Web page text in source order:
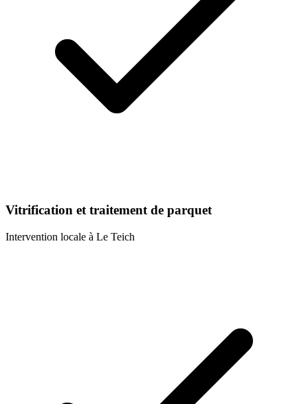
Vitrification et traitement de parquet
Intervention locale à Le Teich